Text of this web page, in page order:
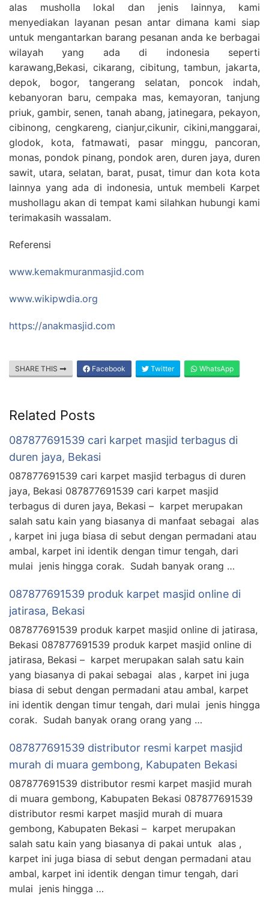
alas musholla lokal dan jenis lainnya, kami
menyediakan layanan pesan antar dimana kami siap
untuk mengantarkan barang pesanan anda ke berbagai
wilayah yang ada di indonesia seperti
karawang,Bekasi, cikarang, cibitung, tambun, jakarta,
depok, bogor, tangerang selatan, poncok indah,
kebanyoran baru, cempaka mas, kemayoran, tanjung
priuk, gambir, senen, tanah abang, jatinegara, pekayon,
cibinong, cengkareng, cianjur,cikunir, cikini,manggarai,
glodok, kota, fatmawati, pasar minggu, pancoran,
monas, pondok pinang, pondok aren, duren jaya, duren
sawit, utara, selatan, barat, pusat, timur dan kota kota
lainnya yang ada di indonesia, untuk membeli Karpet
mushollagu akan di tempat kami silahkan hubungi kami
terimakasih wassalam.
Referensi
www.kemakmuranmasjid.com
www.wikipwdia.org
https://anakmasjid.com
SHARE THIS Facebook Twitter WhatsApp
Related Posts
087877691539 cari karpet masjid terbagus di
duren jaya, Bekasi
087877691539 cari karpet masjid terbagus di duren
jaya, Bekasi 087877691539 cari karpet masjid
terbagus di duren jaya, Bekasi – karpet merupakan
salah satu kain yang biasanya di manfaat sebagai alas
, karpet ini juga biasa di sebut dengan permadani atau
ambal, karpet ini identik dengan timur tengah, dari
mulai jenis hingga corak. Sudah banyak orang …
087877691539 produk karpet masjid online di
jatirasa, Bekasi
087877691539 produk karpet masjid online di jatirasa,
Bekasi 087877691539 produk karpet masjid online di
jatirasa, Bekasi – karpet merupakan salah satu kain
yang biasanya di pakai sebagai alas , karpet ini juga
biasa di sebut dengan permadani atau ambal, karpet
ini identik dengan timur tengah, dari mulai jenis hingga
corak. Sudah banyak orang orang yang …
087877691539 distributor resmi karpet masjid
murah di muara gembong, Kabupaten Bekasi
087877691539 distributor resmi karpet masjid murah
di muara gembong, Kabupaten Bekasi 087877691539
distributor resmi karpet masjid murah di muara
gembong, Kabupaten Bekasi – karpet merupakan
salah satu kain yang biasanya di pakai untuk alas ,
karpet ini juga biasa di sebut dengan permadani atau
ambal, karpet ini identik dengan timur tengah, dari
mulai jenis hingga …